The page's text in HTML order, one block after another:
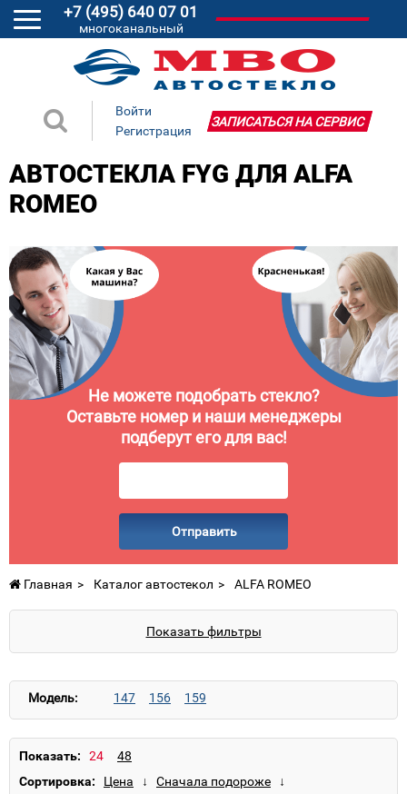
+7 (495) 640 07 01
многоканальный
Войти
Регистрация
ЗАПИСАТЬСЯ НА СЕРВИС
АВТОСТЕКЛА FYG ДЛЯ ALFA
ROMEO
Не можете подобрать стекло?
Оставьте номер и наши менеджеры
подберут его для вас!
Отправить
Главная Каталог автостекол ALFA ROMEO
Показать фильтры
Модель: 147 156 159
Показать:
Сортировка: